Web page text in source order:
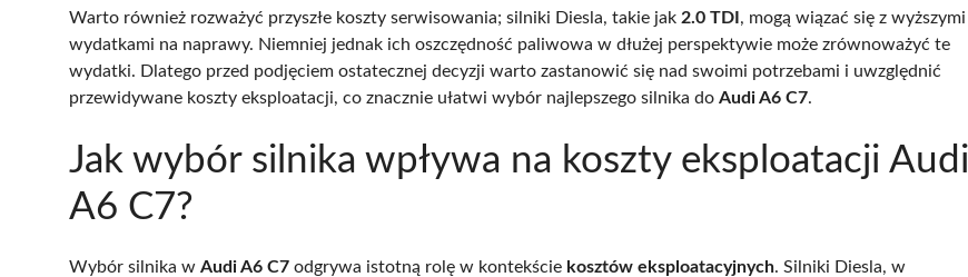
Warto również rozważyć przyszłe koszty serwisowania; silniki Diesla, takie jak 2.0 TDI , mogą wiązać się z wyższymi
wydatkami na naprawy. Niemniej jednak ich oszczędność paliwowa w dłużej perspektywie może zrównoważyć te
wydatki. Dlatego przed podjęciem ostatecznej decyzji warto zastanowić się nad swoimi potrzebami i uwzględnić
przewidywane koszty eksploatacji, co znacznie ułatwi wybór najlepszego silnika do Audi A6 C7.
Jak wybór silnika wpływa na koszty eksploatacji Audi
A6 C7?
Wybór silnika w Audi A6 C7 odgrywa istotną rolę w kontekście kosztów eksploatacyjnych. Silniki Diesla, w